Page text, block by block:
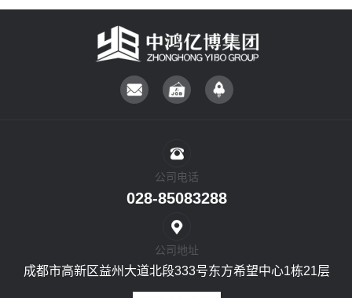
公司电话
028-85083288
公司地址
成都市高新区益州大道北段333号东方希望中心1栋21层